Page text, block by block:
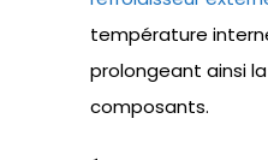
température
prolongeant ainsi
composants.